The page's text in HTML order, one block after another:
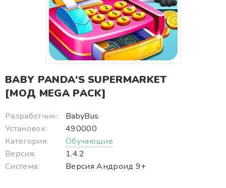
BABY PANDA'S SUPERMARKET
[МОД MEGA PACK]
Разработчик:
BabyBus
Установок:
490000
Категория:
Обучающие
Версия:
1.4.2
Система:
Версия Андроид 9+